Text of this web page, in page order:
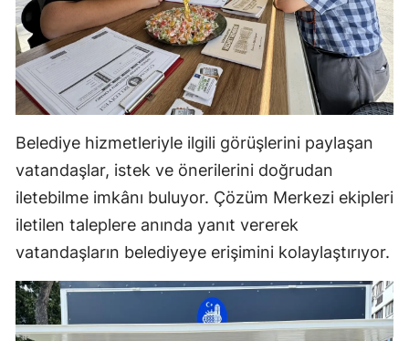
Malatya
Manisa
Kahramanmaraş
Mardin
Muğla
Muş
Nevşehir
Niğde
Ordu
Belediye hizmetleriyle ilgili görüşlerini paylaşan
vatandaşlar, istek ve önerilerini doğrudan
iletebilme imkânı buluyor. Çözüm Merkezi ekipleri
iletilen taleplere anında yanıt vererek
vatandaşların belediyeye erişimini kolaylaştırıyor.